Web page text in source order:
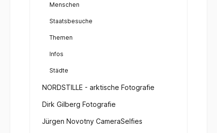
Menschen
Staatsbesuche
Themen
Infos
Städte
NORDSTILLE - arktische Fotografie
Dirk Gilberg Fotografie
Jürgen Novotny CameraSelfies